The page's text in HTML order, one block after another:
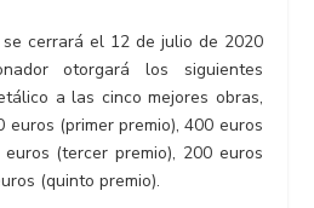
cerrará el 12 de julio de 2020
otorgará los siguientes
a las cinco mejores obras,
(primer premio), 400 euros
(tercer premio), 200 euros
(quinto premio).